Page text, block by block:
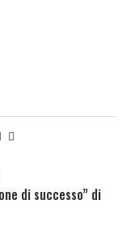
di successo” di